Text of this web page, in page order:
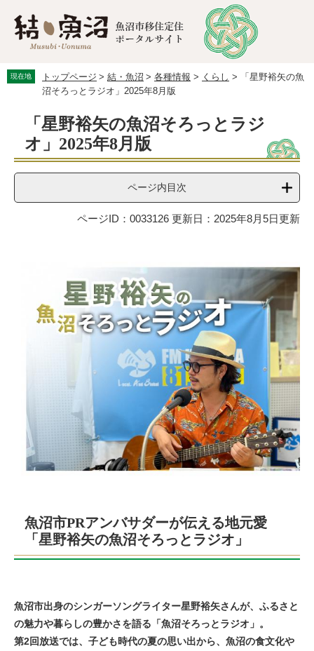
現在地 トップページ > 結・魚沼 > 各種情報 > くらし >
「星野裕矢の魚
沼そろっとラジオ」2025年8月版
「星野裕矢の魚沼そろっとラジ
オ」2025年8月版
ページ内目次
ページID：0033126 更新日：2025年8月5日更新
魚沼市PRアンバサダーが伝える地元愛
「星野裕矢の魚沼そろっとラジオ」
魚沼市出身のシンガーソングライター星野裕矢さんが、ふるさと
の魅力や暮らしの豊かさを語る「魚沼そろっとラジオ」。
第2回放送では、子ども時代の夏の思い出から、魚沼の食文化や